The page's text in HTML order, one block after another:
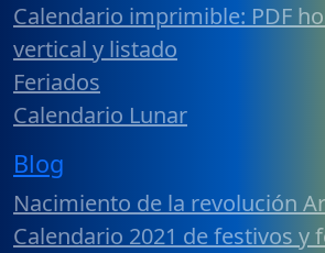
Calendario imprimible: PDF
vertical y listado
Feriados
Calendario Lunar
Blog
Nacimiento de la revolución
Calendario 2021 de festivos y